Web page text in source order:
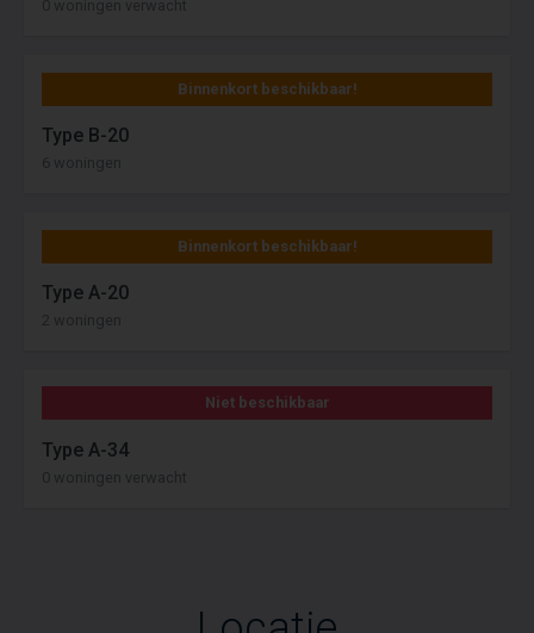
0 woningen verwacht
Binnenkort beschikbaar!
Type B-20
6 woningen
Binnenkort beschikbaar!
Type A-20
2 woningen
Niet beschikbaar
Type A-34
0 woningen verwacht